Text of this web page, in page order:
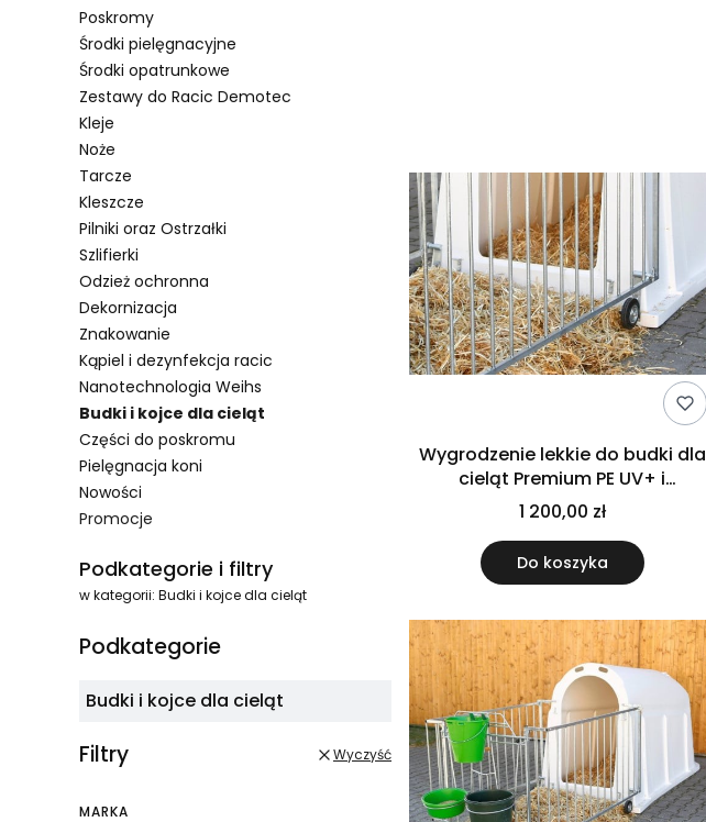
Poskromy
Środki pielęgnacyjne
Środki opatrunkowe
Zestawy do Racic Demotec
Kleje
Noże
Tarcze
Kleszcze
Pilniki oraz Ostrzałki
Szlifierki
Odzież ochronna
Dekornizacja
Znakowanie
Kąpiel i dezynfekcja racic
Nanotechnologia Weihs
Budki i kojce dla cieląt
Części do poskromu
Pielęgnacja koni
Nowości
Promocje
Podkategorie i filtry
w kategorii: Budki i kojce dla cieląt
Podkategorie
Budki i kojce dla cieląt
Filtry Wyczyść
MARKA
Wygrodzenie lekkie do budki dla
cieląt Premium PE UV+ i
MasterPlus, Kerbl
1 200,00 zł
Do koszyka